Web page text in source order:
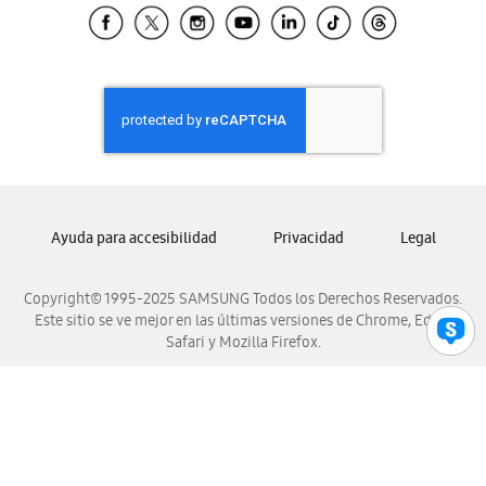
Samsung El Salvador
Samsung Honduras
Samsung Nicaragua
Samsung Panamá
Samsung Venezuela
Copyright© 1995-2025 SAMSUNG Todos los Derechos Reservados.
Este sitio se ve mejor en las últimas versiones de Chrome, Edge,
Safari y Mozilla Firefox.
Ayuda para accesibilidad Privacidad Legal